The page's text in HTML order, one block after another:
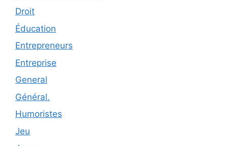
Droit
Éducation
Entrepreneurs
Entreprise
General
Général.
Humoristes
Jeu